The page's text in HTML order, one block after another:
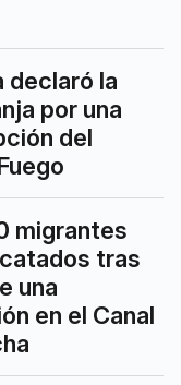
declaró la
por una
del
migrantes
tras
una
en el Canal